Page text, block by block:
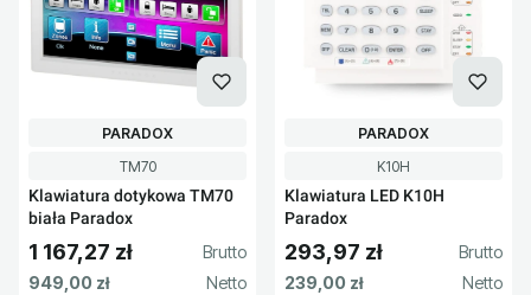
Kod produktu
TM70
Klawiatura dotykowa TM70
biała Paradox
PRODUCENT
PARADOX
Cena brutto
1 167,27 zł
Cena netto
949,00 zł
Kod produktu
K10H
Klawiatura LED K10H
Paradox
PRODUCENT
PARADOX
Cena brutto
293,97 zł
Cena netto
239,00 zł